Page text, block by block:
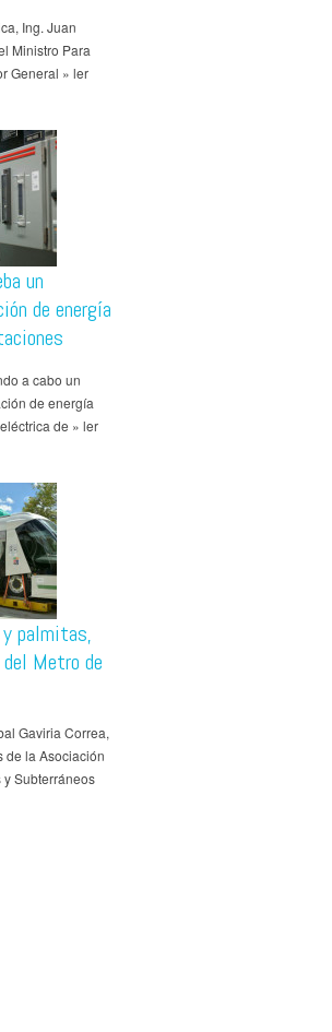
Ing. Juan
Ministro Para
General » ler
un
de energía
a cabo un
de energía
de » ler
y palmitas,
Metro de
Gaviria Correa,
de la Asociación
Subterráneos